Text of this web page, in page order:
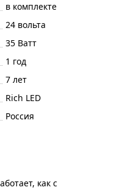
в комплекте
24 вольта
35 Ватт
1 год
7 лет
Rich LED
Россия
как с